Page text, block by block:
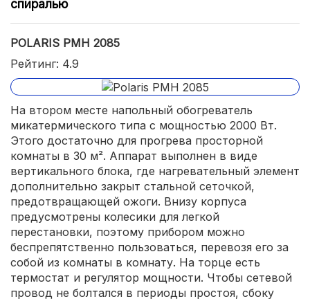
спиралью
POLARIS PMH 2085
Рейтинг: 4.9
На втором месте напольный обогреватель
микатермического типа с мощностью 2000 Вт.
Этого достаточно для прогрева просторной
комнаты в 30 м². Аппарат выполнен в виде
вертикального блока, где нагревательный элемент
дополнительно закрыт стальной сеточкой,
предотвращающей ожоги. Внизу корпуса
предусмотрены колесики для легкой
перестановки, поэтому прибором можно
беспрепятственно пользоваться, перевозя его за
собой из комнаты в комнату. На торце есть
термостат и регулятор мощности. Чтобы сетевой
провод не болтался в периоды простоя, сбоку